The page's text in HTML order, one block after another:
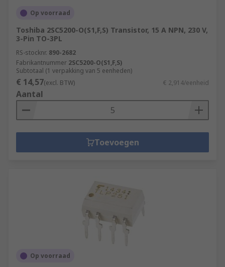
Op voorraad
Toshiba 2SC5200-O(S1,F,S) Transistor, 15 A NPN, 230 V,
3-Pin TO-3PL
RS-stocknr. 890-2682
Fabrikantnummer 2SC5200-O(S1,F,S)
Subtotaal (1 verpakking van 5 eenheden)
€ 14,57(excl. BTW) € 2,914/eenheid
Aantal
Toevoegen
Op voorraad